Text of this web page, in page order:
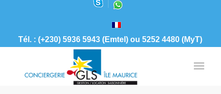
Tél. : (+230) 5936 5943 (Emtel) ou 5252 4480 (MyT)